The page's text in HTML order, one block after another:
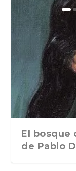
El bosque
de Pablo